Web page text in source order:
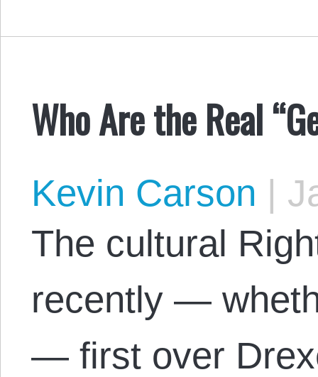
Who Are the Real
Kevin Carson |
The cultural
recently —
— first over